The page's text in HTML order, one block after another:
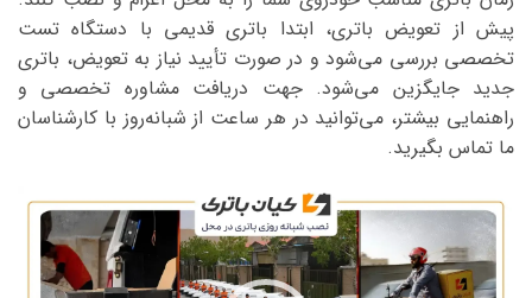
پیش از تعویض باتری، ابتدا باتری قدیمی با دستگاه تست
تخصصی بررسی می‌شود و در صورت تأیید نیاز به تعویض، باتری
جدید جایگزین می‌شود. جهت دریافت مشاوره تخصصی و
راهنمایی بیشتر، می‌توانید در هر ساعت از شبانه‌روز با کارشناسان
ما تماس بگیرید.
نمایشگر
ویدیو